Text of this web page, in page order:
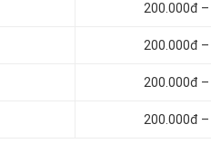
200.000đ
200.000đ
200.000đ
200.000đ